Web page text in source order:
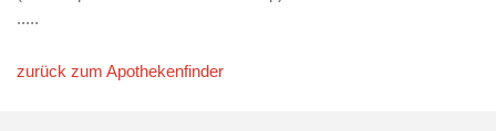
.....
zurück zum Apothekenfinder